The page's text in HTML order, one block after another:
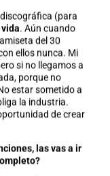
(para
. Aún cuando
del 30
ellos nunca. Mi
si no llegamos a
porque no
estar sometido a
la industria.
de crear
las vas a ir